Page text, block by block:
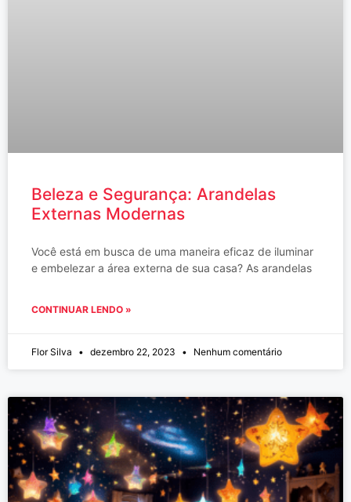
Beleza e Segurança: Arandelas
Externas Modernas
Você está em busca de uma maneira eficaz de iluminar
e embelezar a área externa de sua casa? As arandelas
CONTINUAR LENDO »
Flor Silva dezembro 22, 2023 Nenhum comentário